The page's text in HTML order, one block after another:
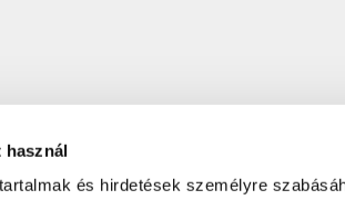
használ
és hirdetések személyre